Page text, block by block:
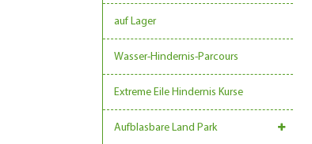
auf Lager
Wasser-Hindernis-Parcours
Extreme Eile Hindernis Kurse
Aufblasbare Land Park